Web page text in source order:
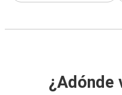
¿Adónde